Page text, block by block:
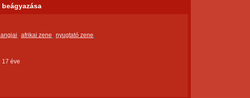
beágyazása
afrikai zene
nyugtató zene
17 éve